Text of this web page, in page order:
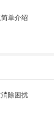
单介绍
除困扰